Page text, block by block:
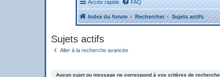
Accès rapide FAQ
Index du forum Rechercher Sujets actifs
Sujets actifs
Aller à la recherche avancée
Aucun sujet ou message ne correspond à vos critères de